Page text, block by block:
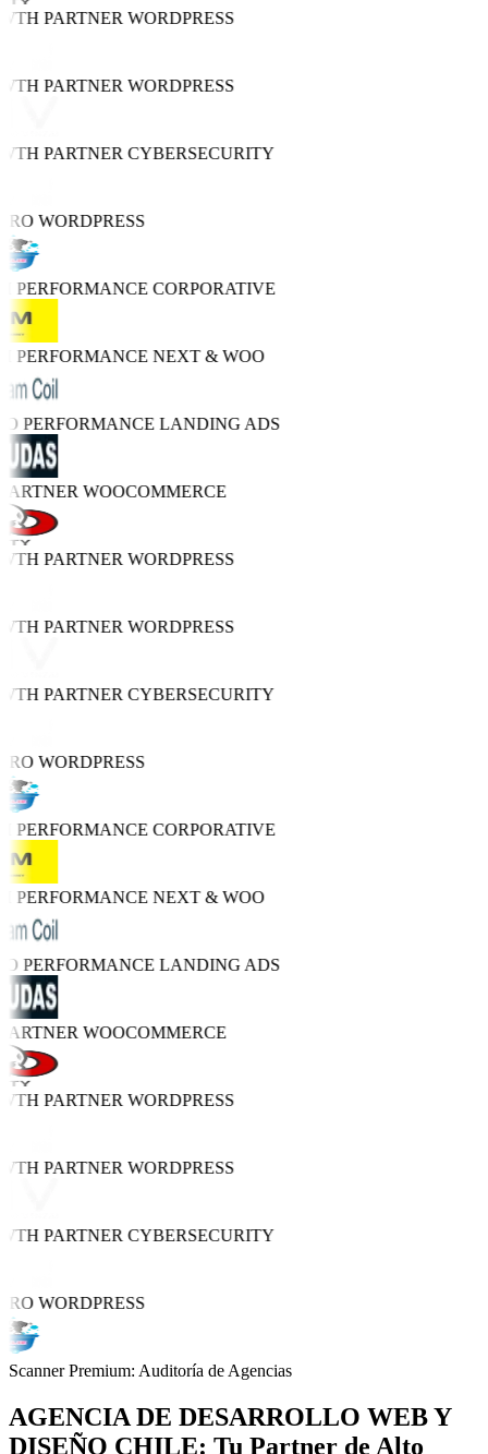
PARTNERWORDPRESS
PARTNERWORDPRESS
PARTNERCYBERSECURITY
WORDPRESS
PERFORMANCECORPORATIVE
PERFORMANCENEXT & WOO
PERFORMANCELANDING ADS
WOOCOMMERCE
PARTNERWORDPRESS
PARTNERWORDPRESS
PARTNERCYBERSECURITY
WORDPRESS
PERFORMANCECORPORATIVE
PERFORMANCENEXT & WOO
PERFORMANCELANDING ADS
WOOCOMMERCE
PARTNERWORDPRESS
PARTNERWORDPRESS
PARTNERCYBERSECURITY
WORDPRESS
Scanner Premium: Auditoría de Agencias
AGENCIA DE DESARROLLO WEB Y
DISEÑO CHILE: Tu Partner de Alto